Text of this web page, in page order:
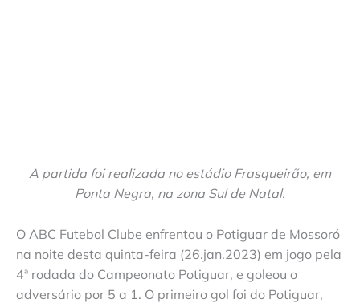
A partida foi realizada no estádio Frasqueirão, em
Ponta Negra, na zona Sul de Natal.
O ABC Futebol Clube enfrentou o Potiguar de Mossoró
na noite desta quinta-feira (26.jan.2023) em jogo pela
4ª rodada do Campeonato Potiguar, e goleou o
adversário por 5 a 1. O primeiro gol foi do Potiguar,